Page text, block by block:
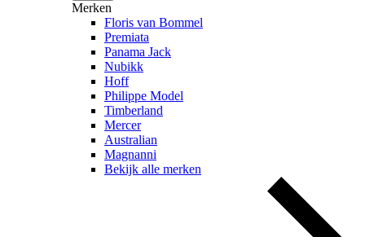
Merken
Floris van Bommel
Premiata
Panama Jack
Nubikk
Hoff
Philippe Model
Timberland
Mercer
Australian
Magnanni
Bekijk alle merken